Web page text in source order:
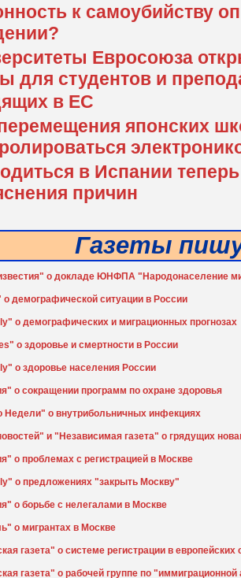
к самоубийству
Евросоюза
для студентов и
в ЕС
японских
в Испании
причин
Газеты
о докладе ЮНФПА "Народонаселение
демографической ситуации в России
о демографических и миграционных прогнозах
о здоровье и смертности в России
о здоровье населения России
о сокращении программ по охране здоровья
Недели" о внутрибольничных инфекциях
и "Независимая газета" о грядущих
о проблемах с регистрацией в Москве
о предложениях "закрыть Москву"
о борьбе с нелегалами в Москве
о мигрантах в Москве
газета" о системе регистрации в европейских
газета" о рабочей группе по